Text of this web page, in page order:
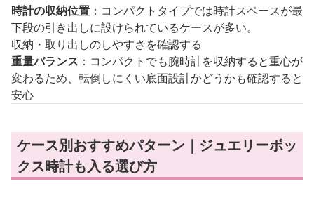
時計の収納位置 ：コンパクトタイプでは時計スペースが最
下段の引き出しに設けられているケースが多い。
収納・取り出しのしやすさを確認する
重量バランス ：コンパクトでも腕時計を収納すると重心が
変わるため、転倒しにくい底面設計かどうかも確認すると
安心
ケース別おすすめパターン｜ジュエリーボッ
クス時計も入る選び方